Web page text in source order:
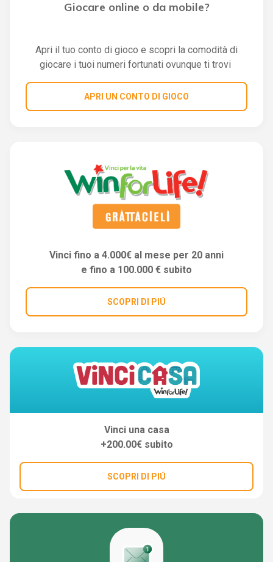
Giocare online o da mobile?
Apri il tuo conto di gioco e scopri la comodità di
giocare i tuoi numeri fortunati ovunque ti trovi
APRI UN CONTO DI GIOCO
Vinci fino a 4.000€ al mese per 20 anni
e fino a 100.000 € subito
SCOPRI DI PIÚ
Vinci una casa
+200.00€ subito
SCOPRI DI PIÚ